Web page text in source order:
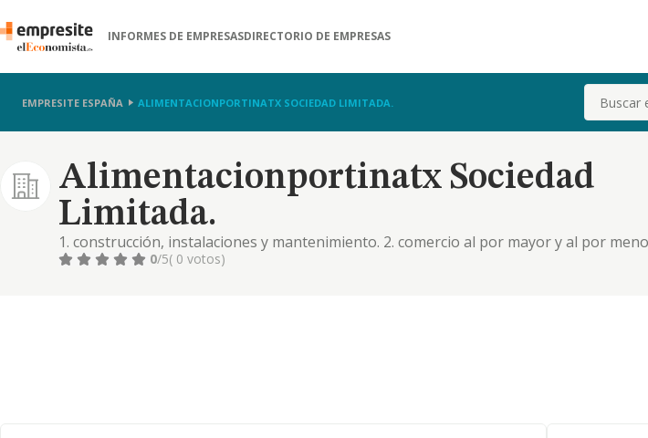
INFORMES DE EMPRESASDIRECTORIO DE EMPRESAS
EMPRESITE ESPAÑA ALIMENTACIONPORTINATX SOCIEDAD LIMITADA. Buscar
Alimentacionportinatx Sociedad
Limitada.
1. construcción, instalaciones y mantenimiento. 2. comercio al por mayor y al por
comercial. importación y exportación. 3. actividades inmobiliarias. 4. industrias
0/5( 0 votos)